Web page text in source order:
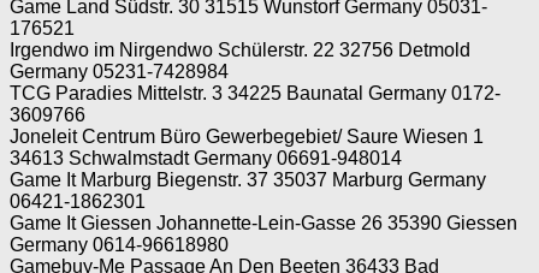
Game Land Südstr. 30 31515 Wunstorf Germany 05031-
176521
Irgendwo im Nirgendwo Schülerstr. 22 32756 Detmold
Germany 05231-7428984
TCG Paradies Mittelstr. 3 34225 Baunatal Germany 0172-
3609766
Joneleit Centrum Büro Gewerbegebiet/ Saure Wiesen 1
34613 Schwalmstadt Germany 06691-948014
Game It Marburg Biegenstr. 37 35037 Marburg Germany
06421-1862301
Game It Giessen Johannette-Lein-Gasse 26 35390 Giessen
Germany 0614-96618980
Gamebuy-Me Passage An Den Beeten 36433 Bad